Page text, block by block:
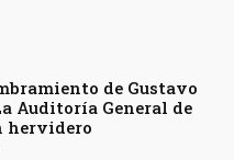
de Gustavo
Auditoría General de
hervidero